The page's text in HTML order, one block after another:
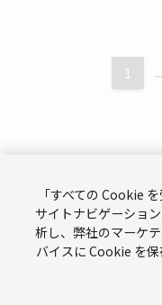
1 ...
サポート
ブランドガイドライン
「すべての Cookie
サイトナビゲーショ
析し、弊社のマーケ
バイスに Cookie を